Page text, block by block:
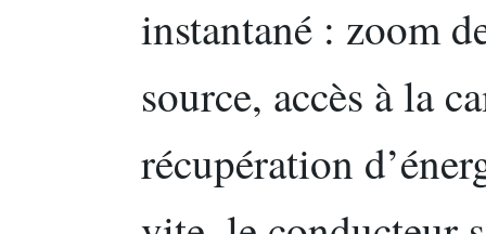
instantané : zoom
source, accès à la
récupération